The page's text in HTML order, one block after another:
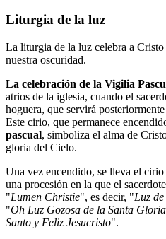
Liturgia de la luz
La liturgia de la luz celebra a
nuestra oscuridad.
La celebración de la Vigilia
atrios de la iglesia, cuando el
hoguera, que servirá
Este cirio, que permanece
pascual, simboliza el alma de
gloria del Cielo.
Una vez encendido, se lleva el
una procesión en la que el
"Lumen Christie", es decir, "Luz
"Oh Luz Gozosa de la Santa
Santo y Feliz Jesucristo".